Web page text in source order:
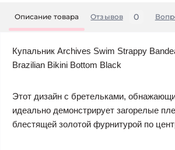
Описание товара Отзывов 0
Купальник Archives Swim Strappy
Brazilian Bikini Bottom Black
Этот дизайн с бретельками,
идеально демонстрирует загорелые
блестящей золотой фурнитурой по